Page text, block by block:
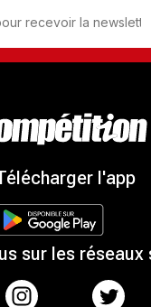
l'app
sur les réseaux